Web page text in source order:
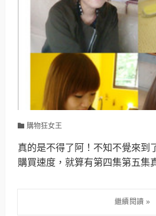
購物狂女王
真的是不得了阿！不知不覺來到
購買速度，就算有第四集第五集